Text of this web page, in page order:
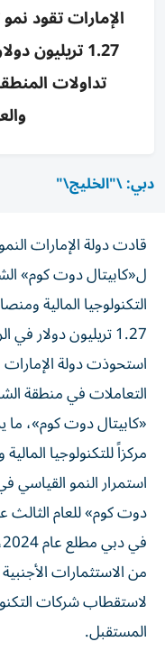
الإمارات تقود
تداولات
دبي: \"الخليج\"
قادت دولة الإمارات
ل«كابيتال دوت كوم»
التكنولوجيا المالية
1.27 تريليون دولار في الربع الأول من العام الجاري.
التعاملات في منطقة
«كابيتال دوت كوم»، ما
مركزاً للتكنولوجيا
استمرار النمو القياسي
دوت كوم» للعام الثالث
من الاستثمارات
لاستقطاب شركات
المستقبل.